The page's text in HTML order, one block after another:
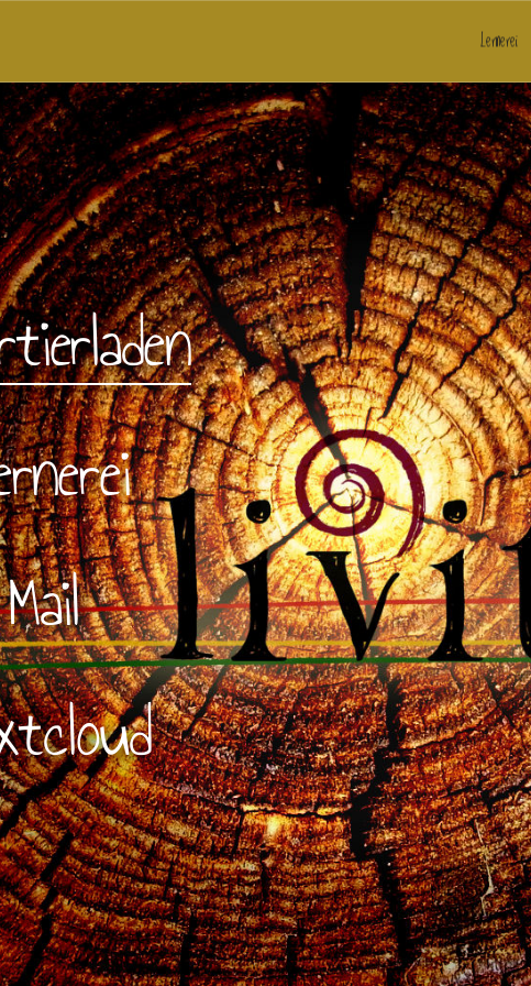
Lernerei
Mail